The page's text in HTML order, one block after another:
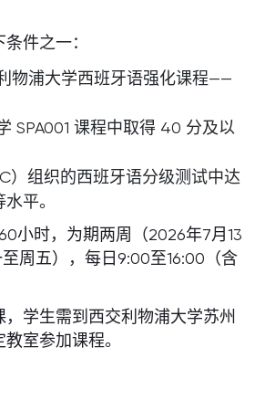
件之一：
物浦大学西班牙语强化课程——
SPA001 课程中取得 40 分及以
）组织的西班牙语分级测试中达
平。
小时，为期两周（2026年7月13
周五），每日9:00至16:00（含
，学生需到西交利物浦大学苏州
室参加课程。